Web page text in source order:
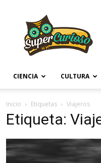
CIENCIA CULTURA
Inicio Etiquetas Viajeros
Etiqueta: